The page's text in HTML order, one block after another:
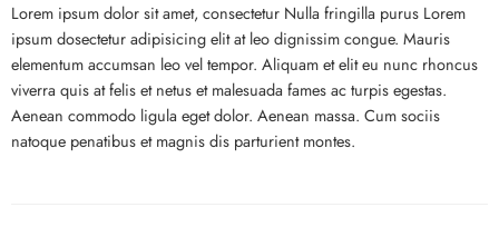
Lorem ipsum dolor sit amet, consectetur Nulla fringilla purus Lorem
ipsum dosectetur adipisicing elit at leo dignissim congue. Mauris
elementum accumsan leo vel tempor. Aliquam et elit eu nunc rhoncus
viverra quis at felis et netus et malesuada fames ac turpis egestas.
Aenean commodo ligula eget dolor. Aenean massa. Cum sociis
natoque penatibus et magnis dis parturient montes.